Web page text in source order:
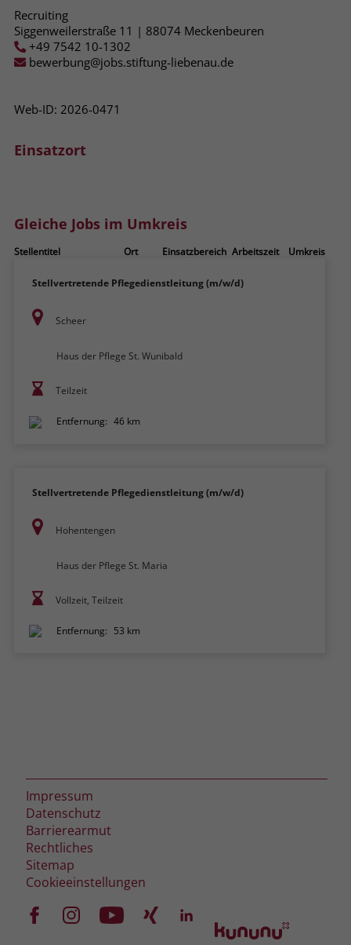
Recruiting
Siggenweilerstraße 11 | 88074 Meckenbeuren
+49 7542 10-1302
bewerbung@jobs.stiftung-liebenau.de
Web-ID: 2026-0471
Einsatzort
Gleiche Jobs im Umkreis
Stellentitel Ort Einsatzbereich Arbeitszeit Umkreis
Stellvertretende Pflegedienstleitung (m/w/d)
Scheer
Haus der Pflege St. Wunibald
Teilzeit
Entfernung: 46 km
Stellvertretende Pflegedienstleitung (m/w/d)
Hohentengen
Haus der Pflege St. Maria
Vollzeit, Teilzeit
Entfernung: 53 km
Impressum
Datenschutz
Barrierearmut
Rechtliches
Sitemap
Cookieeinstellungen